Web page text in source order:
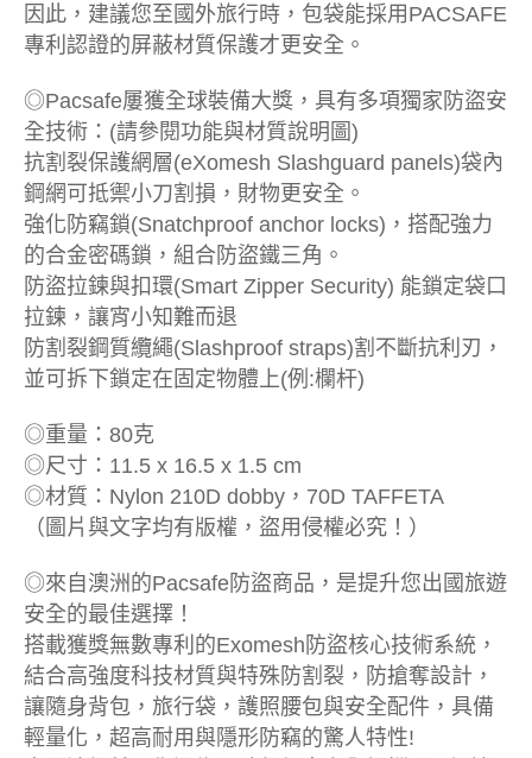
因此，建議您至國外旅行時，包袋能採用PACSAFE
專利認證的屏蔽材質保護才更安全。
◎Pacsafe屢獲全球裝備大獎，具有多項獨家防盜安
全技術：(請參閱功能與材質說明圖)
抗割裂保護網層(eXomesh Slashguard panels)袋內
鋼網可抵禦小刀割損，財物更安全。
強化防竊鎖(Snatchproof anchor locks)，搭配強力
的合金密碼鎖，組合防盜鐵三角。
防盜拉鍊與扣環(Smart Zipper Security) 能鎖定袋口
拉鍊，讓宵小知難而退
防割裂鋼質纜繩(Slashproof straps)割不斷抗利刃，
並可拆下鎖定在固定物體上(例:欄杆)
◎重量：80克
◎尺寸：11.5 x 16.5 x 1.5 cm
◎材質：Nylon 210D dobby，70D TAFFETA
（圖片與文字均有版權，盜用侵權必究！）
◎來自澳洲的Pacsafe防盜商品，是提升您出國旅遊
安全的最佳選擇！
搭載獲獎無數專利的Exomesh防盜核心技術系統，
結合高強度科技材質與特殊防割裂，防搶奪設計，
讓隨身背包，旅行袋，護照腰包與安全配件，具備
輕量化，超高耐用與隱形防竊的驚人特性!